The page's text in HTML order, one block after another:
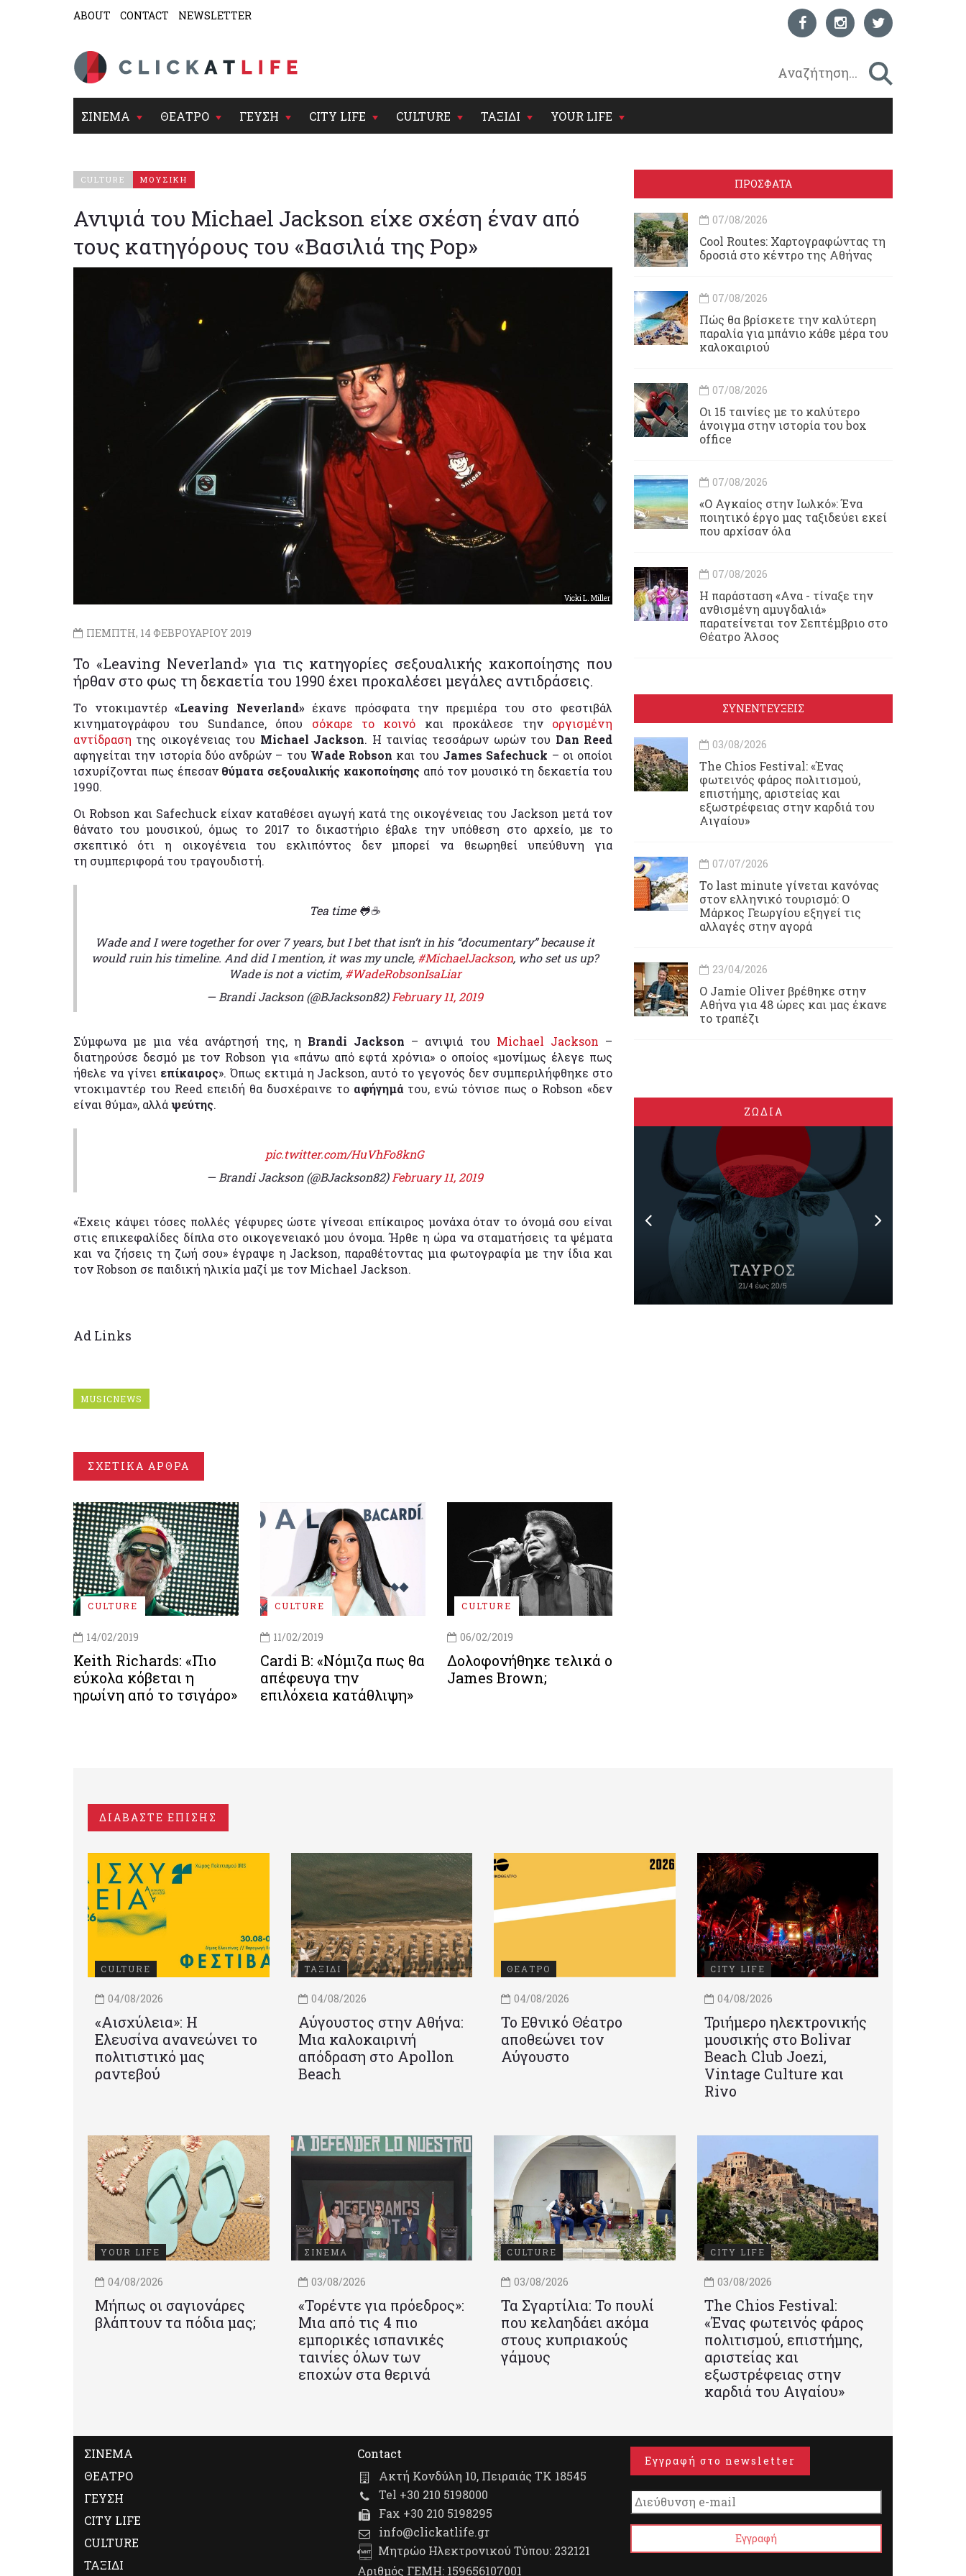
ABOUT CONTACT NEWSLETTER
ΣΙΝΕΜΑ ΘΕΑΤΡΟ ΓΕΥΣΗ CITY LIFE CULTURE ΤΑΞΙΔΙ YOUR LIFE
CULTURE ΜΟΥΣΙΚΗ
Ανιψιά του Michael Jackson είχε σχέση έναν από
τους κατηγόρους του «Βασιλιά της Pop»
Vicki L. Miller
ΠΕΜΠΤΗ, 14 ΦΕΒΡΟΥΑΡΙΟΥ 2019
Το «Leaving Neverland» για τις κατηγορίες σεξουαλικής κακοποίησης που
ήρθαν στο φως τη δεκαετία του 1990 έχει προκαλέσει μεγάλες αντιδράσεις.
Το ντοκιμαντέρ«Leaving Neverland»έκανε πρόσφατα την πρεμιέρα του στο φεστιβάλ
κινηματογράφου του Sundance, όπου σόκαρε το κοινό και προκάλεσε την οργισμένη
αντίδραση της οικογένειας του Michael Jackson. Η ταινίας τεσσάρων ωρών του Dan Reed
αφηγείται την ιστορία δύο ανδρών – του Wade Robson και του James Safechuck – οι οποίοι
ισχυρίζονται πως έπεσαν θύματα σεξουαλικής κακοποίησης από τον μουσικό τη δεκαετία του
1990.
Οι Robson και Safechuck είχαν καταθέσει αγωγή κατά της οικογένειας του Jackson μετά τον
θάνατο του μουσικού, όμως το 2017 το δικαστήριο έβαλε την υπόθεση στο αρχείο, με το
σκεπτικό ότι η οικογένεια του εκλιπόντος δεν μπορεί να θεωρηθεί υπεύθυνη για
τη συμπεριφορά του τραγουδιστή.
Tea time 🐸☕️
Wade and I were together for over 7 years, but I bet that isn’t in his “documentary” because it
would ruin his timeline. And did I mention, it was my uncle, #MichaelJackson, who set us up?
Wade is not a victim, #WadeRobsonIsaLiar
— Brandi Jackson (@BJackson82) February 11, 2019
Σύμφωνα με μια νέα ανάρτησή της, η Brandi Jackson – ανιψιά του Michael Jackson –
διατηρούσε δεσμό με τον Robson για «πάνω από εφτά χρόνια» ο οποίος «μονίμως έλεγε πως
ήθελε να γίνει επίκαιρος». Όπως εκτιμά η Jackson, αυτό το γεγονός δεν συμπεριλήφθηκε στο
ντοκιμαντέρ του Reed επειδή θα δυσχέραινε το αφήγημά του, ενώ τόνισε πως ο Robson «δεν
είναι θύμα», αλλάψεύτης.
pic.twitter.com/HuVhFo8knG
— Brandi Jackson (@BJackson82) February 11, 2019
«Έχεις κάψει τόσες πολλές γέφυρες ώστε γίνεσαι επίκαιρος μονάχα όταν το όνομά σου είναι
στις επικεφαλίδες δίπλα στο οικογενειακό μου όνομα. Ήρθε η ώρα να σταματήσεις τα ψέματα
και να ζήσεις τη ζωή σου» έγραψε η Jackson, παραθέτοντας μια φωτογραφία με την ίδια και
τον Robson σε παιδική ηλικίαμαζί με τον Michael Jackson.
Ad Links
MUSICNEWS
ΣΧΕΤΙΚΑ ΑΡΘΡΑ
CULTURE
14/02/2019
Keith Richards: «Πιο
εύκολα κόβεται η
ηρωίνη από το τσιγάρο»
CULTURE
11/02/2019
Cardi B: «Νόμιζα πως θα
απέφευγα την
επιλόχεια κατάθλιψη»
CULTURE
06/02/2019
Δολοφονήθηκε τελικά ο
James Brown;
ΠΡΟΣΦΑΤΑ
07/08/2026
Cool Routes: Χαρτογραφώντας τη
δροσιά στο κέντρο της Αθήνας
07/08/2026
Πώς θα βρίσκετε την καλύτερη
παραλία για μπάνιο κάθε μέρα του
καλοκαιριού
07/08/2026
Οι 15 ταινίες με το καλύτερο
άνοιγμα στην ιστορία του box
office
07/08/2026
«Ο Αγκαίος στην Ιωλκό»: Ένα
ποιητικό έργο μας ταξιδεύει εκεί
που αρχίσαν όλα
07/08/2026
Η παράσταση «Ανα - τίναξε την
ανθισμένη αμυγδαλιά»
παρατείνεται τον Σεπτέμβριο στο
Θέατρο Άλσος
ΣΥΝΕΝΤΕΥΞΕΙΣ
03/08/2026
Τhe Chios Festival: «Ένας
φωτεινός φάρος πολιτισμού,
επιστήμης, αριστείας και
εξωστρέφειας στην καρδιά του
Αιγαίου»
07/07/2026
Το last minute γίνεται κανόνας
στον ελληνικό τουρισμό: Ο
Μάρκος Γεωργίου εξηγεί τις
αλλαγές στην αγορά
23/04/2026
Ο Jamie Oliver βρέθηκε στην
Αθήνα για 48 ώρες και μας έκανε
το τραπέζι
ΖΩΔΙΑ
ΔΙΑΒΑΣΤΕ ΕΠΙΣΗΣ
CULTURE
04/08/2026
«Αισχύλεια»: Η
Ελευσίνα ανανεώνει το
πολιτιστικό μας
ραντεβού
ΤΑΞΙΔΙ
04/08/2026
Αύγουστος στην Αθήνα:
Μια καλοκαιρινή
απόδραση στο Apollon
Beach
ΘΕΑΤΡΟ
04/08/2026
Το Εθνικό Θέατρο
αποθεώνει τον
Αύγουστο
CITY LIFE
04/08/2026
Τριήμερο ηλεκτρονικής
μουσικής στο Bolivar
Beach Club Joezi,
Vintage Culture και
Rivo
YOUR LIFE
04/08/2026
Μήπως οι σαγιονάρες
βλάπτουν τα πόδια μας;
ΣΙΝΕΜΑ
03/08/2026
«Τορέντε για πρόεδρος»:
Mια από τις 4 πιο
εμπορικές ισπανικές
ταινίες όλων των
εποχών στα θερινά
CULTURE
03/08/2026
Τα Σγαρτίλια: Το πουλί
που κελαηδάει ακόμα
στους κυπριακούς
γάμους
CITY LIFE
03/08/2026
Τhe Chios Festival:
«Ένας φωτεινός φάρος
πολιτισμού, επιστήμης,
αριστείας και
εξωστρέφειας στην
καρδιά του Αιγαίου»
ΣΙΝΕΜΑ
ΘΕΑΤΡΟ
ΓΕΥΣΗ
CITY LIFE
CULTURE
ΤΑΞΙΔΙ
Contact
Ακτή Κονδύλη 10, Πειραιάς ΤΚ 18545
Tel +30 210 5198000
Fax +30 210 5198295
info@clickatlife.gr
Μητρώο Ηλεκτρονικού Τύπου: 232121
Αριθμός ΓΕΜΗ: 159656107001
Εγγραφή στο newsletter